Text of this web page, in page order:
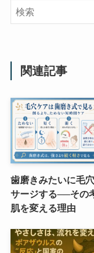
関連記事
歯磨きみたいに毛
サージする──その
肌を変える理由